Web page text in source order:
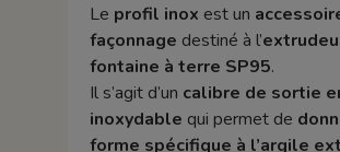
Le profil inox est un
façonnage destiné à l’
fontaine à terre SP95.
Il s’agit d’un calibre de sortie
inoxydable qui permet de
forme spécifique à l’argile